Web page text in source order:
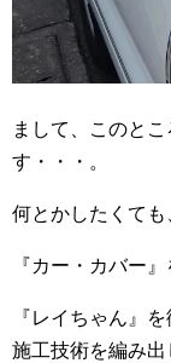
まして、このと
す・・・。
何とかしたくても
『カー・カバー
『レイちゃん』
施工技術を編み出